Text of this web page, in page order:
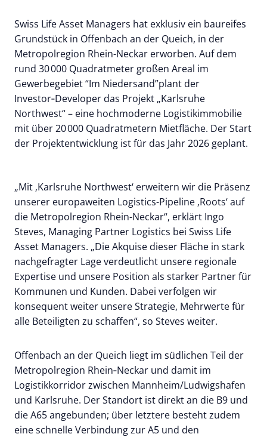
Swiss Life Asset Managers hat exklusiv ein baureifes
Grundstück in Offenbach an der Queich, in der
Metropolregion Rhein-Neckar erworben. Auf dem
rund 30 000 Quadratmeter großen Areal im
Gewerbegebiet “Im Niedersand”plant der
Investor‑Developer das Projekt „Karlsruhe
Northwest“ – eine hochmoderne Logistikimmobilie
mit über 20 000 Quadratmetern Mietfläche. Der Start
der Projektentwicklung ist für das Jahr 2026 geplant.
„Mit ‚Karlsruhe Northwest‘ erweitern wir die Präsenz
unserer europaweiten Logistics-Pipeline ‚Roots‘ auf
die Metropolregion Rhein-Neckar“, erklärt Ingo
Steves, Managing Partner Logistics bei Swiss Life
Asset Managers. „Die Akquise dieser Fläche in stark
nachgefragter Lage verdeutlicht unsere regionale
Expertise und unsere Position als starker Partner für
Kommunen und Kunden. Dabei verfolgen wir
konsequent weiter unsere Strategie, Mehrwerte für
alle Beteiligten zu schaffen“, so Steves weiter.
Offenbach an der Queich liegt im südlichen Teil der
Metropolregion Rhein‑Neckar und damit im
Logistikkorridor zwischen Mannheim/Ludwigshafen
und Karlsruhe. Der Standort ist direkt an die B9 und
die A65 angebunden; über letztere besteht zudem
eine schnelle Verbindung zur A5 und den